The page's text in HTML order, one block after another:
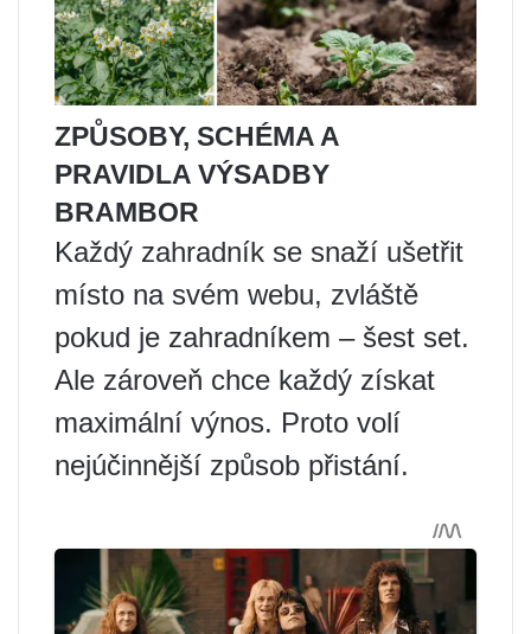
ZPŮSOBY, SCHÉMA A
PRAVIDLA VÝSADBY
BRAMBOR
Každý zahradník se snaží ušetřit
místo na svém webu, zvláště
pokud je zahradníkem – šest set.
Ale zároveň chce každý získat
maximální výnos. Proto volí
nejúčinnější způsob přistání.